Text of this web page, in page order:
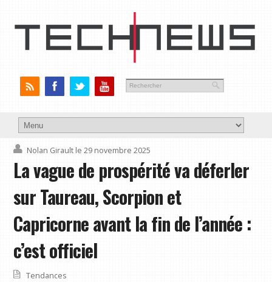
Nolan Girault le 29 novembre 2025
La vague de prospérité va déferler
sur Taureau, Scorpion et
Capricorne avant la fin de l’année :
c’est officiel
Tendances